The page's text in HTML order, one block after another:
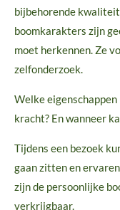
bijbehorende
boomkarakters zijn
moet herkennen. Ze
zelfonderzoek.
Welke
kracht? En wanneer
Tijdens een bezoek
gaan zitten en
zijn de persoonlijke
verkrijgbaar.